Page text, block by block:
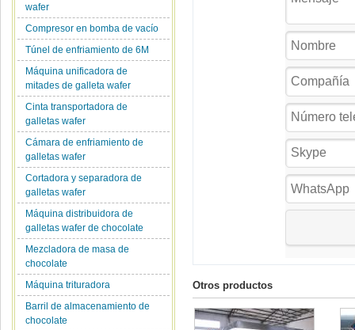
wafer
Compresor en bomba de vacío
Túnel de enfriamiento de 6M
Máquina unificadora de
mitades de galleta wafer
Cinta transportadora de
galletas wafer
Cámara de enfriamiento de
galletas wafer
Cortadora y separadora de
galletas wafer
Máquina distribuidora de
galletas wafer de chocolate
Mezcladora de masa de
chocolate
Máquina trituradora
Barril de almacenamiento de
chocolate
Otros productos